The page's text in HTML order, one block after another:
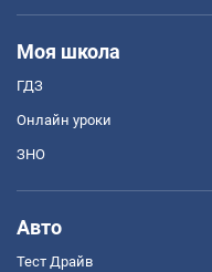
Моя школа
ГДЗ
Онлайн уроки
ЗНО
Авто
Тест Драйв